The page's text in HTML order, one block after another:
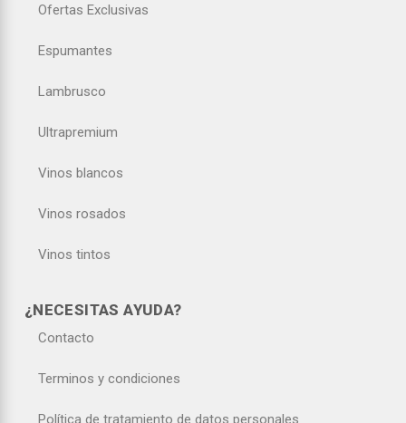
Ofertas Exclusivas
Espumantes
Lambrusco
Ultrapremium
Vinos blancos
Vinos rosados
Vinos tintos
¿NECESITAS AYUDA?
Contacto
Terminos y condiciones
Política de tratamiento de datos personales